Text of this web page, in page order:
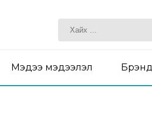
Мэдээ мэдээлэл Брэнд